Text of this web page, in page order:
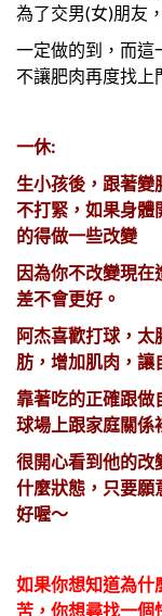
為了交男(女)朋友
一定做的到，而這
不讓肥肉再度找上
一休:
生小孩後，跟著變
不打緊，如果身體
的得做一些改變
因為你不改變現在
差不會更好。
阿杰喜歡打球，太
肪，增加肌肉，讓
靠著吃的正確跟做
球場上跟家庭關係
很開心看到他的改
什麼狀態，只要願
好喔～
如果你想知道為什
苦，你想尋找一個